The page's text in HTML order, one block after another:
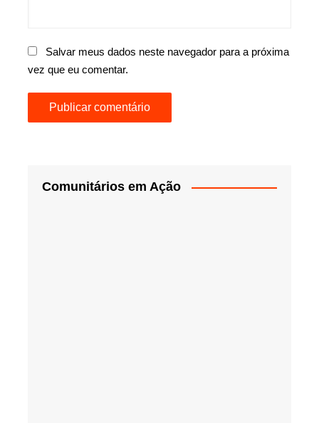
Salvar meus dados neste navegador para a próxima
vez que eu comentar.
Comunitários em Ação